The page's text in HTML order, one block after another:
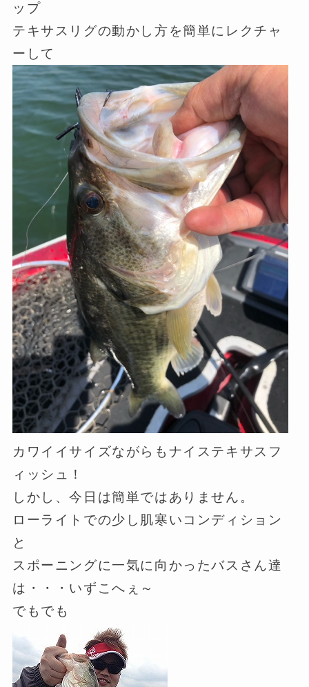
ップ
テキサスリグの動かし方を簡単にレクチャ
ーして
カワイイサイズながらもナイステキサスフ
ィッシュ！
しかし、今日は簡単ではありません。
ローライトでの少し肌寒いコンディション
と
スポーニングに一気に向かったバスさん達
は・・・いずこへぇ～
でもでも